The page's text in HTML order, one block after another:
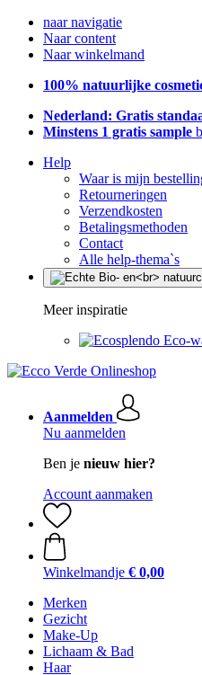
naar navigatie
Naar content
Naar winkelmand
100% natuurlijke
Nederland: Gratis
Minstens 1 gratis sample
Help
Waar is mijn
Retourneringen
Verzendkosten
Betalingsmethoden
Contact
Alle help-thema`s
Meer inspiratie
Eco-
Aanmelden
Nu aanmelden
Ben je nieuw hier?
Account aanmaken
Winkelmandje € 0,00
Merken
Gezicht
Make-Up
Lichaam & Bad
Haar